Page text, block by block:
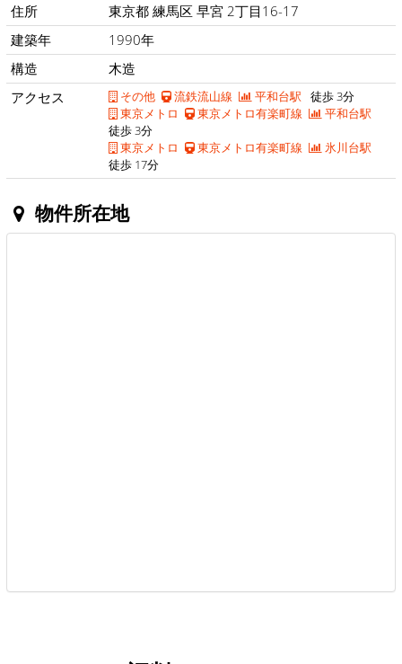
住所
東京都 練馬区 早宮 2丁目16-17
建築年
1990年
構造
木造
アクセス
その他 流鉄流山線 平和台駅 徒歩 3分
東京メトロ
東京メトロ有楽町線
平和台駅
徒歩 3分
東京メトロ
東京メトロ有楽町線
氷川台駅
徒歩 17分
物件所在地